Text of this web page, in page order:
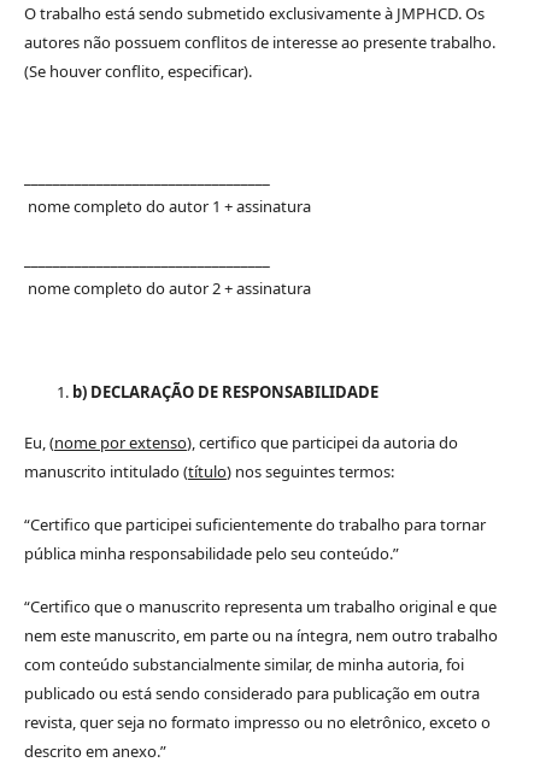
O trabalho está sendo submetido exclusivamente à JMPHCD. Os
autores não possuem conflitos de interesse ao presente trabalho.
(Se houver conflito, especificar).
nome completo do autor 1 + assinatura
nome completo do autor 2 + assinatura
b) DECLARAÇÃO DE RESPONSABILIDADE
Eu, (nome por extenso), certifico que participei da autoria do
manuscrito intitulado (título) nos seguintes termos:
“Certifico que participei suficientemente do trabalho para tornar
pública minha responsabilidade pelo seu conteúdo.”
“Certifico que o manuscrito representa um trabalho original e que
nem este manuscrito, em parte ou na íntegra, nem outro trabalho
com conteúdo substancialmente similar, de minha autoria, foi
publicado ou está sendo considerado para publicação em outra
revista, quer seja no formato impresso ou no eletrônico, exceto o
descrito em anexo.”